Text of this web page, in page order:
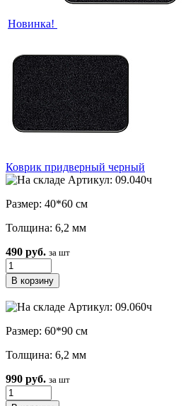
Новинка!
Коврик придверный черный
Артикул: 09.040ч
Размер: 40*60 см
Толщина: 6,2 мм
490 руб. за шт
Артикул: 09.060ч
Размер: 60*90 см
Толщина: 6,2 мм
990 руб. за шт